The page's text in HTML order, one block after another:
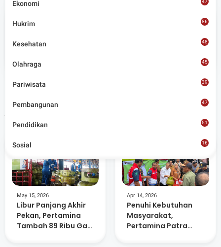
Artikel Terkait
May 15, 2026
Libur Panjang Akhir
Pekan, Pertamina
Tambah 89 Ribu Gas
Apr 14, 2026
Penuhi Kebutuhan
Masyarakat,
Pertamina Patra
Ekonomi 47
Hukrim 86
Kesehatan 48
Olahraga 45
Pariwisata 39
Pembangunan 47
Pendidikan 51
Sosial
16